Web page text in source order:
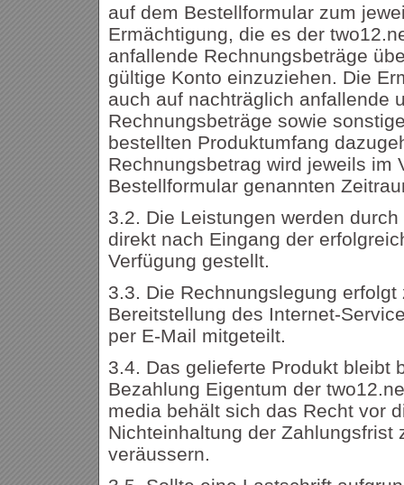
auf dem Bestellformular zum
Ermächtigung, die es der
anfallende Rechnungsbeträge
gültige Konto einzuziehen. Die
auch auf nachträglich anfallende
Rechnungsbeträge sowie
bestellten Produktumfang
Rechnungsbetrag wird jeweils im
Bestellformular genannten
3.2. Die Leistungen werden
direkt nach Eingang der
Verfügung gestellt.
3.3. Die Rechnungslegung
Bereitstellung des Internet-
per E-Mail mitgeteilt.
3.4. Das gelieferte Produkt bleibt
Bezahlung Eigentum der
media behält sich das Recht vor
Nichteinhaltung der Zahlungsfrist
veräussern.